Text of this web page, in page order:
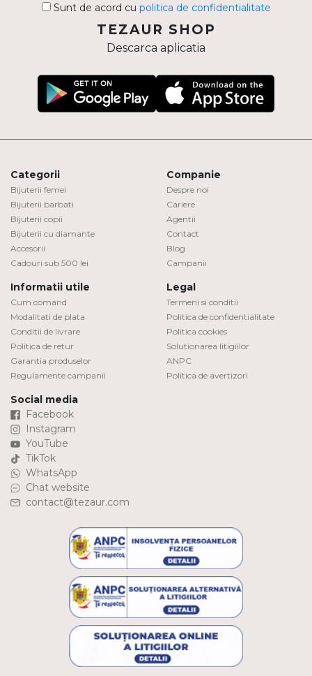
Sunt de acord cu politica de confidentialitate
TEZAUR SHOP
Descarca aplicatia
Categorii
Bijuterii femei
Bijuterii barbati
Bijuterii copii
Bijuterii cu diamante
Accesorii
Cadouri sub 500 lei
Companie
Despre noi
Cariere
Agentii
Contact
Blog
Campanii
Informatii utile
Cum comand
Modalitati de plata
Conditii de livrare
Politica de retur
Garantia produselor
Regulamente campanii
Legal
Termeni si conditii
Politica de confidentialitate
Politica cookies
Solutionarea litigiilor
ANPC
Politica de avertizori
Social media
Facebook
Instagram
YouTube
TikTok
WhatsApp
Chat website
contact@tezaur.com